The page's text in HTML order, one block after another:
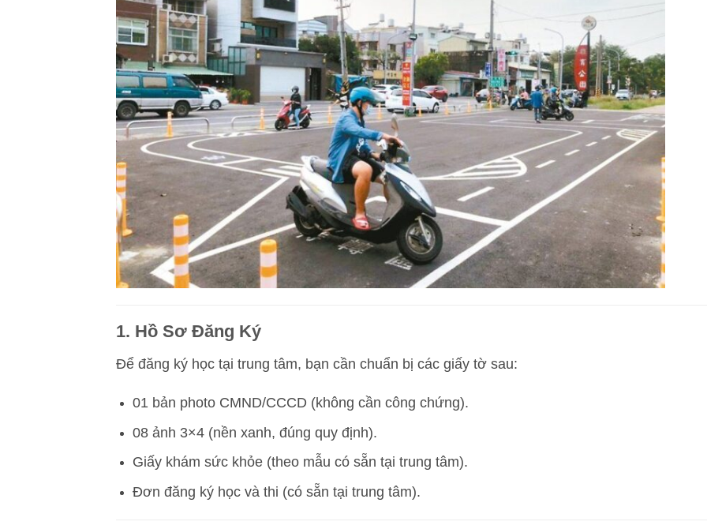
1. Hồ Sơ Đăng Ký
Để đăng ký học tại trung tâm, bạn cần chuẩn bị các giấy tờ sau:
01 bản photo CMND/CCCD (không cần công chứng).
08 ảnh 3×4 (nền xanh, đúng quy định).
Giấy khám sức khỏe (theo mẫu có sẵn tại trung tâm).
Đơn đăng ký học và thi (có sẵn tại trung tâm).